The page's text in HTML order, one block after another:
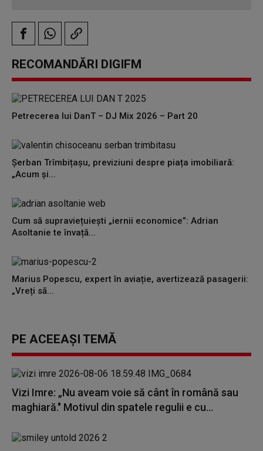
RECOMANDĂRI DIGIFM
Petrecerea lui DanT – DJ Mix 2026 – Part 20
Șerban Trîmbițașu, previziuni despre piața imobiliară:
„Acum și...
Cum să supraviețuiești „iernii economice”: Adrian
Asoltanie te învață...
Marius Popescu, expert în aviație, avertizează pasagerii:
„Vreți să...
PE ACEEAȘI TEMĂ
Vizi Imre: „Nu aveam voie să cânt în română sau
maghiară." Motivul din spatele regulii e cu...